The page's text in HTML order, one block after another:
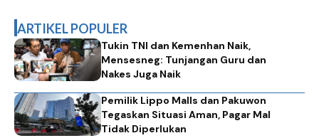
ARTIKEL POPULER
Tukin TNI dan Kemenhan Naik,
Mensesneg: Tunjangan Guru dan
Nakes Juga Naik
Pemilik Lippo Malls dan Pakuwon
Tegaskan Situasi Aman, Pagar Mal
Tidak Diperlukan